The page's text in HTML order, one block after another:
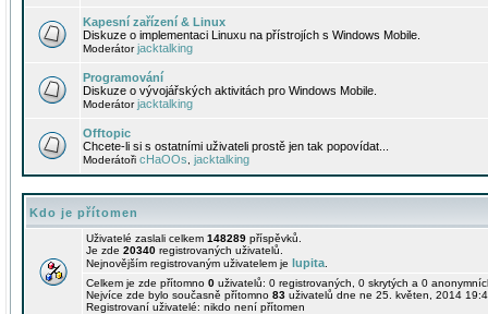
Kapesní zařízení & Linux
Diskuze o implementaci Linuxu na přístrojích s Windows Mobile.
Moderátorjacktalking
Programování
Diskuze o vývojářských aktivitách pro Windows Mobile.
Moderátorjacktalking
Offtopic
Chcete-li si s ostatními uživateli prostě jen tak popovídat...
Moderátoři cHaOOs jacktalking
Kdo je přítomen
Uživatelé zaslali celkem 148289 příspěvků.
Je zde 20340 registrovaných uživatelů.
Nejnovějším registrovaným uživatelem je lupita
Celkem je zde přítomno 0 uživatelů: 0 registrovaných, 0 skrytých a 0
Nejvíce zde bylo současně přítomno 83 uživatelů dne ne 25. květen, 2014
Registrovaní uživatelé: nikdo není přítomen